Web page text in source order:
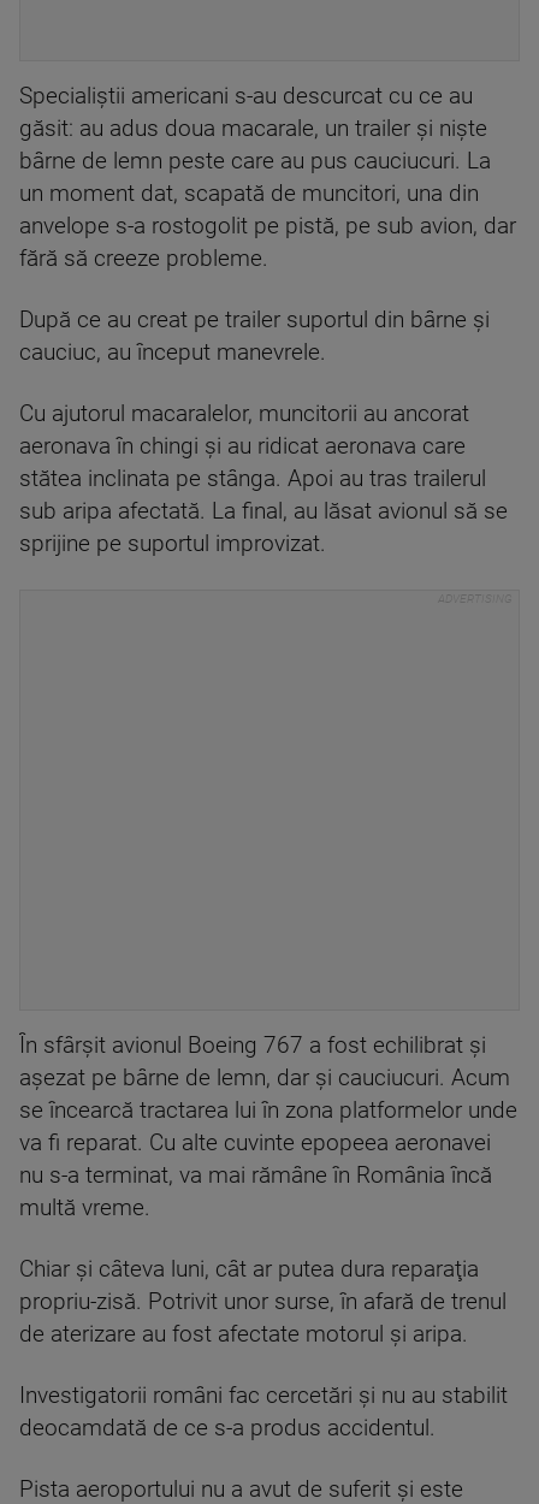
Specialiştii americani s-au descurcat cu ce au
găsit: au adus doua macarale, un trailer şi nişte
bârne de lemn peste care au pus cauciucuri. La
un moment dat, scapată de muncitori, una din
anvelope s-a rostogolit pe pistă, pe sub avion, dar
fără să creeze probleme.
După ce au creat pe trailer suportul din bârne şi
cauciuc, au început manevrele.
Cu ajutorul macaralelor, muncitorii au ancorat
aeronava în chingi şi au ridicat aeronava care
stătea inclinata pe stânga. Apoi au tras trailerul
sub aripa afectată. La final, au lăsat avionul să se
sprijine pe suportul improvizat.
În sfârşit avionul Boeing 767 a fost echilibrat şi
aşezat pe bârne de lemn, dar şi cauciucuri. Acum
se încearcă tractarea lui în zona platformelor unde
va fi reparat. Cu alte cuvinte epopeea aeronavei
nu s-a terminat, va mai rămâne în România încă
multă vreme.
Chiar şi câteva luni, cât ar putea dura reparaţia
propriu-zisă. Potrivit unor surse, în afară de trenul
de aterizare au fost afectate motorul şi aripa.
Investigatorii români fac cercetări şi nu au stabilit
deocamdată de ce s-a produs accidentul.
Pista aeroportului nu a avut de suferit şi este